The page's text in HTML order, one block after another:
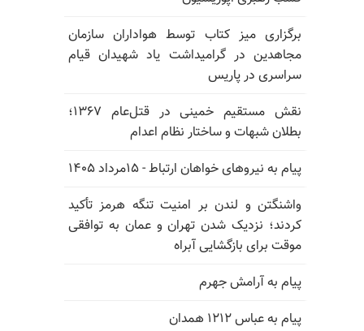
برگزاری میز کتاب توسط هواداران سازمان
مجاهدین در گرامیداشت یاد شهیدان قیام
سراسری در پاریس
نقش مستقیم خمینی در قتل‌عام ۱۳۶۷؛
بطلان شبهات و ساختار نظام اعدام
پیام به نیروهای خواهان ارتباط - ۱۵مرداد ۱۴۰۵
واشنگتن و لندن بر امنیت تنگه هرمز تأکید
کردند؛ نزدیک شدن تهران و عمان به توافقی
موقت برای بازگشایی آبراه
پیام به آرامش جهرم
پیام به عباس ۱۲۱۲ همدان